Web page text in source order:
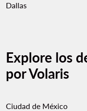
Dallas
Explore los
por Volaris
Ciudad de México